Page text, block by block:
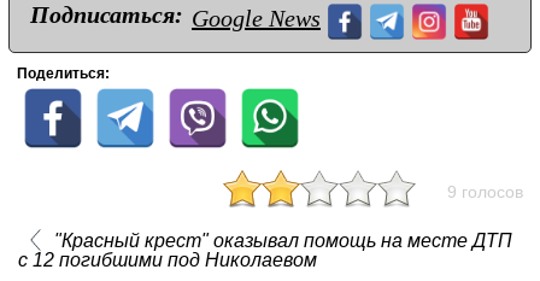
Подписаться: Google News
Поделиться:
9 голосов
"Красный крест" оказывал помощь на месте ДТП
с 12 погибшими под Николаевом